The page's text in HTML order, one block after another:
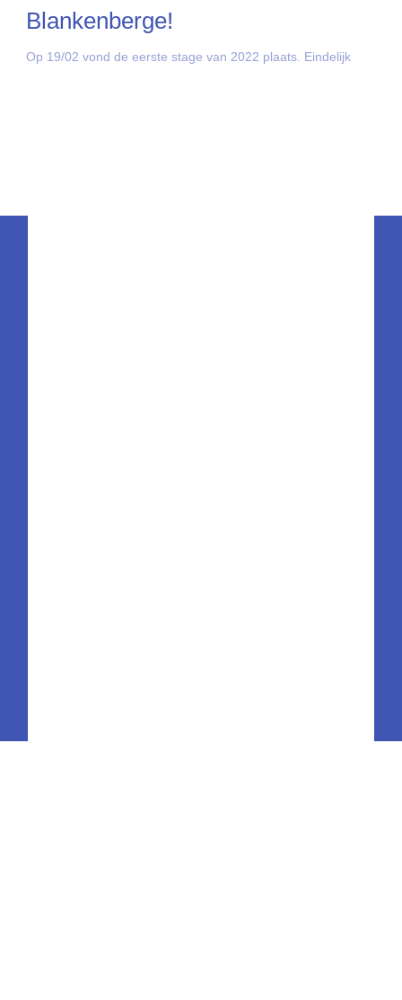
Blankenberge!
Op 19/02 vond de eerste stage van 2022 plaats. Eindelijk